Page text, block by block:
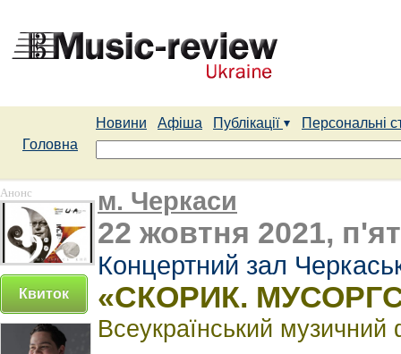
Новини Афіша Публікації
Персональні
Головна
Анонс
Квиток
м. Черкаси
22 жовтня 2021,
Концертний зал
«СКОРИК.
Всеукраїнський